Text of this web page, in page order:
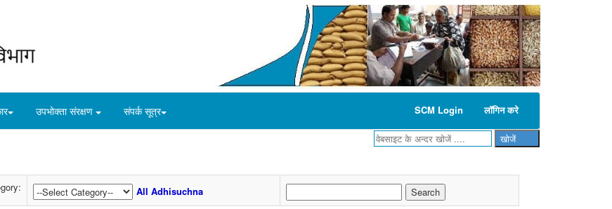
उपभोक्ता संरक्षण संपर्क सूत्र SCM Login लॉगिन करे
All Adhisuchna